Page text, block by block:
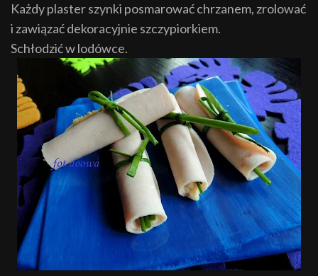
Każdy plaster szynki posmarować chrzanem, zrolować
i zawiązać dekoracyjnie szczypiorkiem.
Schłodzić w lodówce.